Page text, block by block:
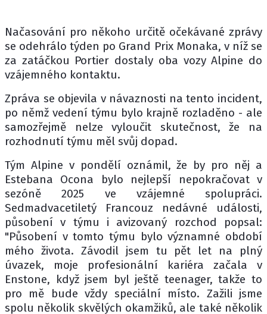
Načasování pro někoho určitě očekávané zprávy
se odehrálo týden po Grand Prix Monaka, v níž se
za zatáčkou Portier dostaly oba vozy Alpine do
vzájemného kontaktu.
Zpráva se objevila v návaznosti na tento incident,
po němž vedení týmu bylo krajně rozladěno - ale
samozřejmě nelze vyloučit skutečnost, že na
rozhodnutí týmu měl svůj dopad.
Tým Alpine v pondělí oznámil, že by pro něj a
Estebana Ocona bylo nejlepší nepokračovat v
sezóně 2025 ve vzájemné spolupráci.
Sedmadvacetiletý Francouz nedávné události,
působení v týmu i avizovaný rozchod popsal:
"Působení v tomto týmu bylo významné období
mého života. Závodil jsem tu pět let na plný
úvazek, moje profesionální kariéra začala v
Enstone, když jsem byl ještě teenager, takže to
pro mě bude vždy speciální místo. Zažili jsme
spolu několik skvělých okamžiků, ale také několik